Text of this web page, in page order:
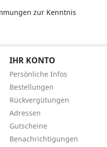
zur Kenntnis
IHR KONTO
Persönliche Infos
Bestellungen
Rückvergütungen
Adressen
Gutscheine
Benachrichtigungen